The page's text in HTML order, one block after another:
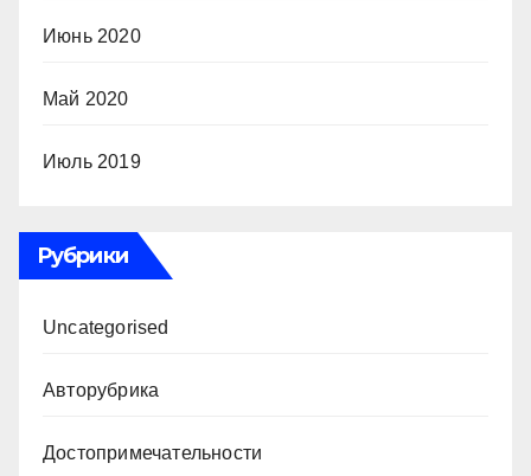
Июнь 2020
Май 2020
Июль 2019
Рубрики
Uncategorised
Авторубрика
Достопримечательности